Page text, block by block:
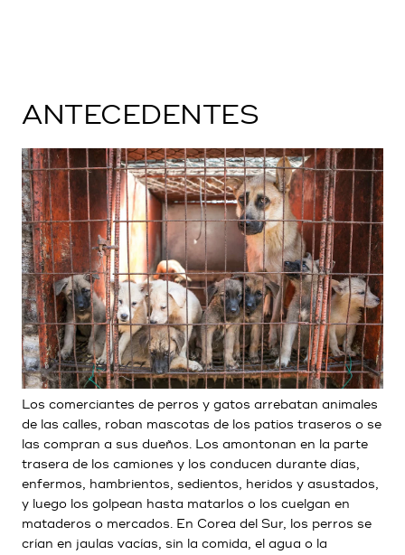
ANTECEDENTES
Los comerciantes de perros y gatos arrebatan animales
de las calles, roban mascotas de los patios traseros o se
las compran a sus dueños. Los amontonan en la parte
trasera de los camiones y los conducen durante días,
enfermos, hambrientos, sedientos, heridos y asustados,
y luego los golpean hasta matarlos o los cuelgan en
mataderos o mercados. En Corea del Sur, los perros se
crían en jaulas vacías, sin la comida, el agua o la